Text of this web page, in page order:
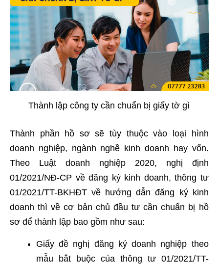
Thành lập công ty cần chuẩn bị giấy tờ gì
Thành phần hồ sơ sẽ tùy thuộc vào loại hình
doanh nghiệp, ngành nghề kinh doanh hay vốn.
Theo Luật doanh nghiệp 2020, nghị định
01/2021/NĐ-CP về đăng ký kinh doanh, thông tư
01/2021/TT-BKHĐT về hướng dẫn đăng ký kinh
doanh thì về cơ bản chủ đầu tư cần chuẩn bị hồ
sơ để thành lập bao gồm như sau:
Giấy đề nghị đăng ký doanh nghiệp theo
mẫu bắt buộc của thông tư 01/2021/TT-